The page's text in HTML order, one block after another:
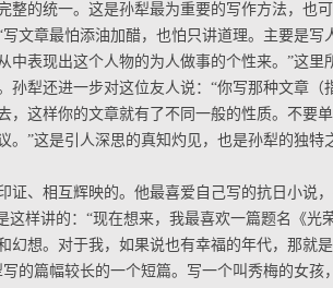
整的统一。这是孙犁最为重要的写作方法，也
文章最怕添油加醋，也怕只讲道理。主要是写
中表现出这个人物的为人做事的个性来。”这里
犁还进一步对这位友人说：“你写那种文章（
，这样你的文章就有了不同一般的性质。不要
”这是引人深思的真知灼见，也是孙犁的独特
证、相互辉映的。他最喜爱自己写的抗日小说，
样讲的：“现在想来，我最喜欢一篇题名《光荣
幻想。对于我，如果说也有幸福的年代，那就
的篇幅较长的一个短篇。写一个叫秀梅的女孩